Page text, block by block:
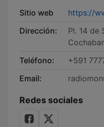
Sitio web
https://
Dirección:
Pl. 14 de
Teléfono:
+591
Email:
Redes sociales